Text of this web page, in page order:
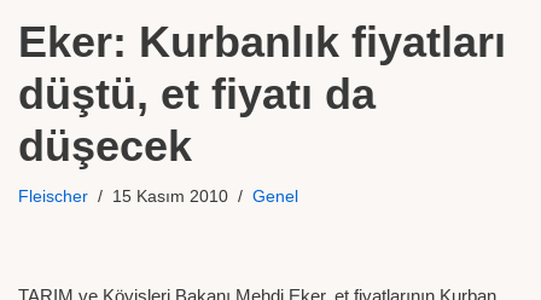
Eker: Kurbanlık fiyatları
düştü, et fiyatı da
düşecek
Fleischer 15 Kasım 2010 Genel
TARIM ve Köyişleri Bakanı Mehdi Eker, et fiyatlarının Kurban